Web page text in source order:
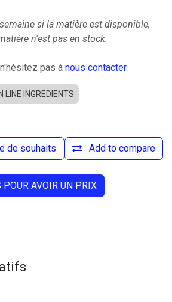
si la matière est disponible,
n'est pas en stock.
pas à nous contacter.
LINE INGREDIENTS
Add to compare
de souhaits
POUR AVOIR UN PRIX